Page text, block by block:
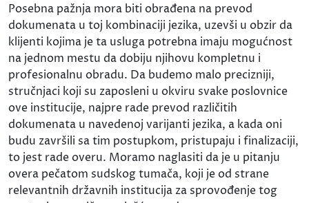
Posebna pažnja mora biti obrađena na prevod
dokumenata u toj kombinaciji jezika, uzevši u obzir da
klijenti kojima je ta usluga potrebna imaju mogućnost
na jednom mestu da dobiju njihovu kompletnu i
profesionalnu obradu. Da budemo malo precizniji,
stručnjaci koji su zaposleni u okviru svake poslovnice
ove institucije, najpre rade prevod različitih
dokumenata u navedenoj varijanti jezika, a kada oni
budu završili sa tim postupkom, pristupaju i finalizaciji,
to jest rade overu. Moramo naglasiti da je u pitanju
overa pečatom sudskog tumača, koji je od strane
relevantnih državnih institucija za sprovođenje tog